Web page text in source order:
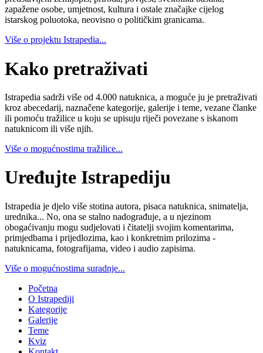
zapažene osobe, umjetnost, kultura i ostale značajke cijelog
istarskog poluotoka, neovisno o političkim granicama.
Više o projektu Istrapedia...
Kako pretraživati
Istrapedia sadrži više od 4.000 natuknica, a moguće ju je pretraživati
kroz abecedarij, naznačene kategorije, galerije i teme, vezane članke
ili pomoću tražilice u koju se upisuju riječi povezane s iskanom
natuknicom ili više njih.
Više o mogućnostima tražilice...
Uređujte Istrapediju
Istrapedia je djelo više stotina autora, pisaca natuknica, snimatelja,
urednika... No, ona se stalno nadograđuje, a u njezinom
obogaćivanju mogu sudjelovati i čitatelji svojim komentarima,
primjedbama i prijedlozima, kao i konkretnim prilozima -
natuknicama, fotografijama, video i audio zapisima.
Više o mogućnostima suradnje...
Početna
O Istrapediji
Kategorije
Galerije
Teme
Kviz